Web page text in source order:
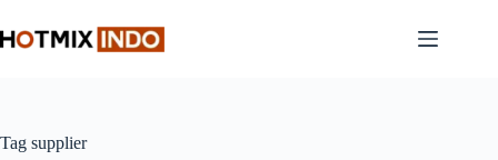
to
content
Tag supplier